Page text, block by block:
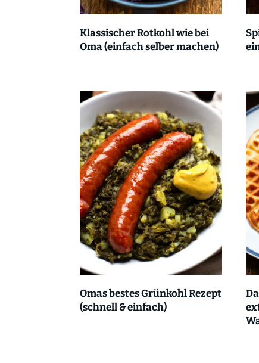
Klassischer Rotkohl wie bei
Oma (einfach selber machen)
Omas bestes Grünkohl Rezept
(schnell & einfach)